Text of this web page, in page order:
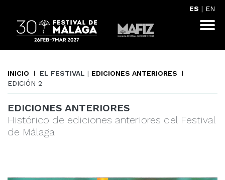
ES | EN
INICIO EL FESTIVAL | EDICIONES ANTERIORES
EDICIÓN 2
EDICIONES ANTERIORES
Histórico de ediciones anteriores del Festival
de Málaga